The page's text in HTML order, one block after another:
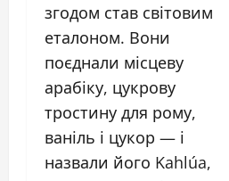
згодом став світовим
еталоном. Вони
поєднали місцеву
арабіку, цукрову
тростину для рому,
ваніль і цукор — і
назвали його Kahlúa,